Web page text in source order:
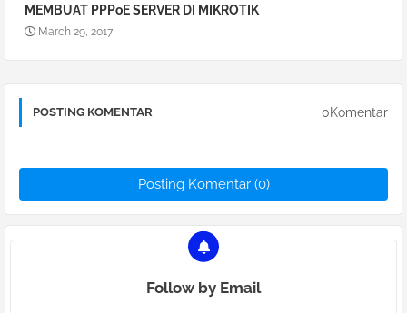
MEMBUAT PPPoE SERVER DI MIKROTIK
March 29, 2017
POSTING KOMENTAR 0Komentar
Posting Komentar (0)
Follow by Email